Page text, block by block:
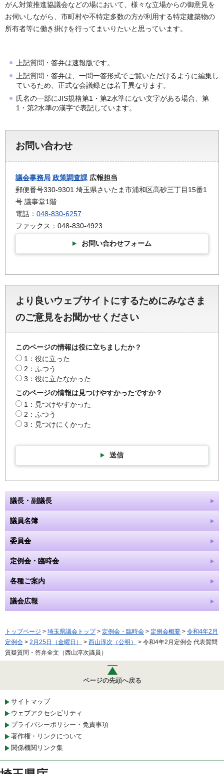
がん対策推進協議会などの場において、様々な立場からの御意見を
お伺いしながら、市町村や不特定多数の方が利用する特定建築物の
所有者等に働き掛けを行ってまいりたいと思っています。
上記質問・答弁は速報版です。
上記質問・答弁は、一問一答形式でご覧いただけるように編集し
ているため、正式な会議録とは若干異なります。
氏名の一部にJIS規格第1・第2水準にない文字がある場合、第
1・第2水準の漢字で表記しています。
お問い合わせ
議会事務局 政策調査課 広報担当
郵便番号330-9301 埼玉県さいたま市浦和区高砂三丁目15番1
号 議事堂1階
電話： 048-830-6257
ファックス：048-830-4923
お問い合わせフォーム
より良いウェブサイトにするためにみなさま
のご意見をお聞かせください
このページの情報は役に立ちましたか？
1：役に立った
2：ふつう
3：役に立たなかった
このページの情報は見つけやすかったですか？
1：見つけやすかった
2：ふつう
3：見つけにくかった
送信
議長・副議長
議員名簿
委員会
定例会・臨時会
各種ご案内
議会広報
トップページ > 埼玉県議会トップ> 定例会・臨時会 > 定例会概要 > 令和4年2月
定例会 > 2月25日（金曜日） > 西山淳次（公明）
> 令和4年2月定例会 代表質問
質疑質問・答弁全文（西山淳次議員）
ページの先頭へ戻る
サイトマップ
ウェブアクセシビリティ
プライバシーポリシー・免責事項
著作権・リンクについて
関係機関リンク集